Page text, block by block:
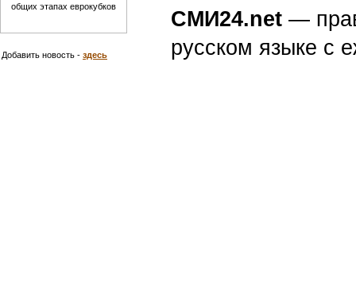
СМИ24.net —
русском языке с
общих этапах еврокубков
Добавить новость - здесь